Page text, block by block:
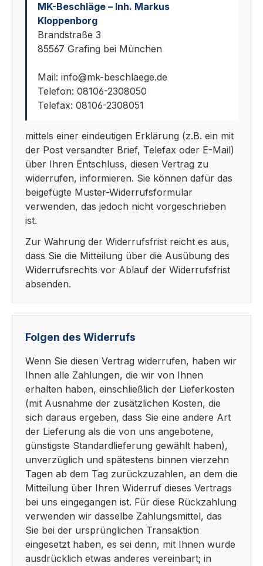
MK-Beschläge – Inh. Markus
Kloppenborg
Brandstraße 3
85567 Grafing bei München
Mail: info@mk-beschlaege.de
Telefon: 08106-2308050
Telefax: 08106-2308051
mittels einer eindeutigen Erklärung (z.B. ein mit
der Post versandter Brief, Telefax oder E-Mail)
über Ihren Entschluss, diesen Vertrag zu
widerrufen, informieren. Sie können dafür das
beigefügte Muster-Widerrufsformular
verwenden, das jedoch nicht vorgeschrieben
ist.
Zur Wahrung der Widerrufsfrist reicht es aus,
dass Sie die Mitteilung über die Ausübung des
Widerrufsrechts vor Ablauf der Widerrufsfrist
absenden.
Folgen des Widerrufs
Wenn Sie diesen Vertrag widerrufen, haben wir
Ihnen alle Zahlungen, die wir von Ihnen
erhalten haben, einschließlich der Lieferkosten
(mit Ausnahme der zusätzlichen Kosten, die
sich daraus ergeben, dass Sie eine andere Art
der Lieferung als die von uns angebotene,
günstigste Standardlieferung gewählt haben),
unverzüglich und spätestens binnen vierzehn
Tagen ab dem Tag zurückzuzahlen, an dem die
Mitteilung über Ihren Widerruf dieses Vertrags
bei uns eingegangen ist. Für diese Rückzahlung
verwenden wir dasselbe Zahlungsmittel, das
Sie bei der ursprünglichen Transaktion
eingesetzt haben, es sei denn, mit Ihnen wurde
ausdrücklich etwas anderes vereinbart; in